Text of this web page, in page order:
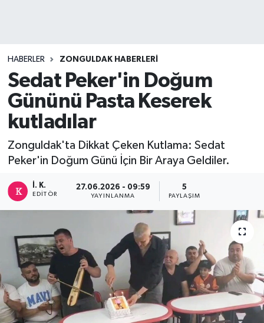
HABERLER ZONGULDAK HABERLERI
Sedat Peker'in Doğum
Gününü Pasta Keserek
kutladılar
Zonguldak'ta Dikkat Çeken Kutlama: Sedat
Peker'in Doğum Günü İçin Bir Araya Geldiler.
İ. K.
EDITÖR
27.06.2026 - 09:59
YAYINLANMA
5
PAYLAŞIM
EREĞLİ
GÖKÇEBEY
KARABÜK